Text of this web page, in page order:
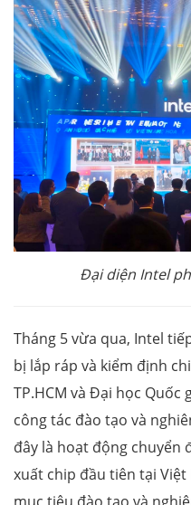
Đại diện Intel
Tháng 5 vừa qua, Intel
bị lắp ráp và kiểm định
TP.HCM và Đại học Quốc
công tác đào tạo và
đây là hoạt động chuyển
xuất chip đầu tiên tại
mục tiêu đào tạo và